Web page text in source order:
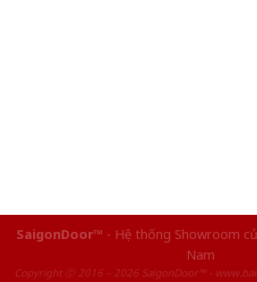
SaigonDoor™ - Hệ thống Showroom
Nam
Copyright ⓒ 2016 – 2026 SaigonDoor™ -